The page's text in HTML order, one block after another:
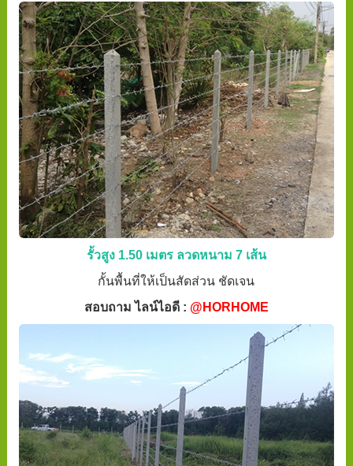
รั้วสูง 1.50 เมตร ลวดหนาม 7 เส้น
กั้นพื้นที่ให้เป็นสัดส่วน ชัดเจน
สอบถาม ไลน์ไอดี : @HORHOME